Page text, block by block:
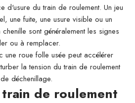
d'usure du train de roulement. Un jeu
une fuite, une usure visible ou un
sont généralement les signes
ou à remplacer.
une roue folle usée peut accélérer
la tension du train de roulement
déchenillage.
de roulement